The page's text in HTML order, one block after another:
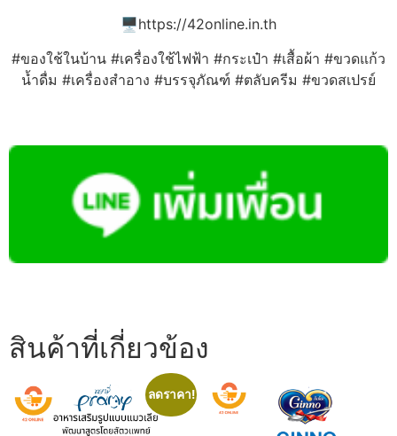
🖥️https://42online.in.th
#ของใช้ในบ้าน #เครื่องใช้ไฟฟ้า #กระเป๋า #เสื้อผ้า #ขวดแก้ว
น้ำดื่ม #เครื่องสำอาง #บรรจุภัณฑ์ #ตลับครีม #ขวดสเปรย์
สินค้าที่เกี่ยวข้อง
ลดราคา!